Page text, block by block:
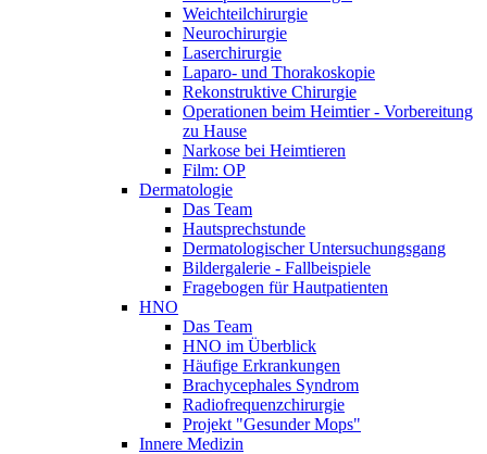
Weichteilchirurgie
Neurochirurgie
Laserchirurgie
Laparo- und Thorakoskopie
Rekonstruktive Chirurgie
Operationen beim Heimtier - Vorbereitung
zu Hause
Narkose bei Heimtieren
Film: OP
Dermatologie
Das Team
Hautsprechstunde
Dermatologischer Untersuchungsgang
Bildergalerie - Fallbeispiele
Fragebogen für Hautpatienten
HNO
Das Team
HNO im Überblick
Häufige Erkrankungen
Brachycephales Syndrom
Radiofrequenzchirurgie
Projekt "Gesunder Mops"
Innere Medizin